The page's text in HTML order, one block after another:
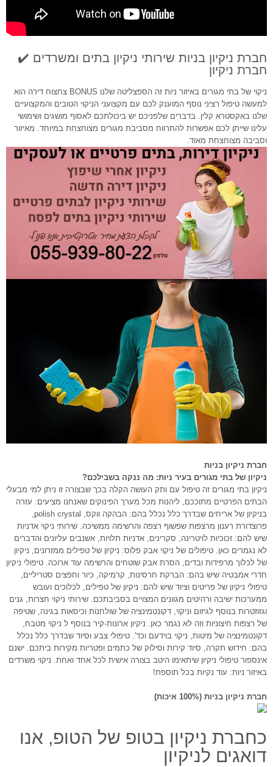
חברת ניקיון בניות שירותי ניקיון בתים ומשרדים ✔️
חברת ניקיון
ניקוי של בתי מגורים באיזור ניות זה הספצליטה שלנו BONUS צחצוח דירה הוא
למעשה טיפול רציני נוסף המוענק לכם עם מקצועני הניקוי הטובים והמקצועיים
שלנו באקסטרא קלין. בדברים שלפניכם יש ביכולתכם לאסוף מושגים ושימושי
עלינו שייתן לכם אפשרות להתרווח מסביבת מגורים מצוחצחת במיוחד. מאיזור
וסביבה מצוחצחת מאוד.
חברת ניקיון בניות
ניקיון של בתי מגורים בעיר ניות: מה ננקה בשבילכם?
ניקיון בתי מגורים זה טיפול עם ותק העושה הקלה בכך שבצורה זו ניתן למי מבעלי
הבתים הפרטיים מתוככם, ליהנות מכל מערך הפינוקים שאנחנו מציעים: עזרה
בניקיון של אריחים שבדרך כלל נכלל בהם: הבהקה ווקס, polish crystal,
פרוצדורת רענון מרצפות שפשוף רצפה והרשימה ממשיכה. שירותי ניקוי אדניות
שיש להם: זכוכיות לויטרינה, סקרינים, אדניות תלויות, אשנבים עליונים והדברים
לא נגמרים כאן. טיפולים של ניקוי אבק פלוס: ניקיון של טפילים ממזרונים, ניקיון
של לכלוך מרפידות ובדים, הסרת אבק שוטחים והרשימה עוד ארוכה. טיפולי ניקיון
חדרי אמבטיה שיש בהם: הברקת חרסינות, קרמיקה, כיור וחפצים סטריליים,
טיפולי ניקיון של פריטים וציוד שיש להם: ניקיון של טפילים, לכלוכים ועובש
ממערכות ישיבה ורהיטים מגוונים המצויים בסביבתכם. שירותי ניקוי חצרות, גנים
וגזוזטרות בנוסף לגיזום וניקוי, דקונטמינציה של שולחנות וכיסאות בגינה, שטיפה
של רצפות חיצוניות וזה לא נגמר כאן. ניקיון ארונות-קיר בנוסף ל ניקוי מטבח,
דקונטמינציה של מיטות, ניקוי בוידעם וכד'. טיפולי צבע וסיוד שבדרך כלל נכלל
בהם: חידוש תקרה, סיוד קירות וסילוק של כתמים ופטריות מקירות ביתכם. ישנם
אינספור טיפולי ניקיון שיתאימו היטב בצורה אישית לכל אחד ואחת. ניקוי משרדים
באיזור ניות: עוד נקיות בכל תוספת!
חברת ניקיון בניות (100% איכות)
כחברת ניקיון בטופ של הטופ, אנו
דואגים לניקיון